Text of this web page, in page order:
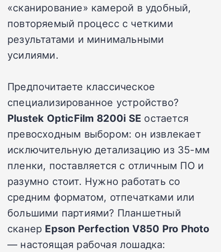
«сканирование» камерой в удобный,
повторяемый процесс с четкими
результатами и минимальными
усилиями.
Предпочитаете классическое
специализированное устройство?
Plustek OpticFilm 8200i SE остается
превосходным выбором: он извлекает
исключительную детализацию из 35-мм
пленки, поставляется с отличным ПО и
разумно стоит. Нужно работать со
средним форматом, отпечатками или
большими партиями? Планшетный
сканер Epson Perfection V850 Pro Photo
— настоящая рабочая лошадка: